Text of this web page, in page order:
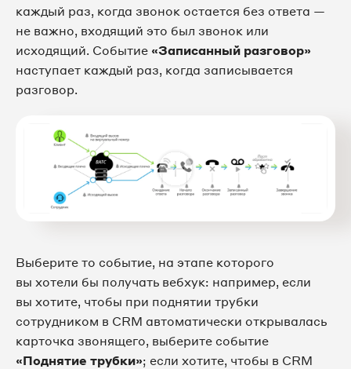
каждый раз, когда звонок остается без ответа —
не важно, входящий это был звонок или
исходящий. Событие «Записанный разговор»
наступает каждый раз, когда записывается
разговор.
Выберите то событие, на этапе которого
вы хотели бы получать вебхук: например, если
вы хотите, чтобы при поднятии трубки
сотрудником в CRM автоматически открывалась
карточка звонящего, выберите событие
«Поднятие трубки»; если хотите, чтобы в CRM